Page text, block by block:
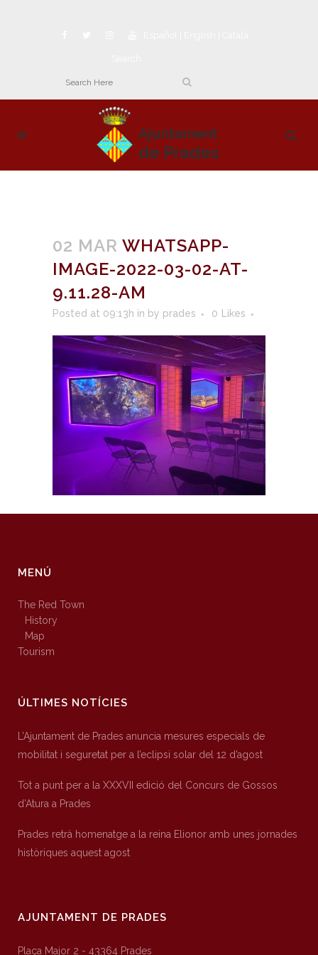
02 MAR WHATSAPP-
IMAGE-2022-03-02-AT-
9.11.28-AM
Posted at 09:13h in by prades 0 Likes
MENÚ
The Red Town
History
Map
Tourism
ÚLTIMES NOTÍCIES
L’Ajuntament de Prades anuncia mesures especials de
mobilitat i seguretat per a l’eclipsi solar del 12 d’agost
Tot a punt per a la XXXVII edició del Concurs de Gossos
d’Atura a Prades
Prades retrà homenatge a la reina Elionor amb unes jornades
històriques aquest agost
AJUNTAMENT DE PRADES
Plaça Major 2 - 43364 Prades